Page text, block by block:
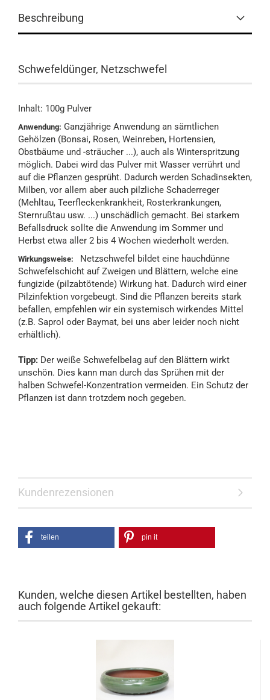
Beschreibung
Schwefeldünger, Netzschwefel
Inhalt: 100g Pulver
Anwendung: Ganzjährige Anwendung an sämtlichen
Gehölzen (Bonsai, Rosen, Weinreben, Hortensien,
Obstbäume und -sträucher ...), auch als Winterspritzung
möglich. Dabei wird das Pulver mit Wasser verrührt und
auf die Pflanzen gesprüht. Dadurch werden Schadinsekten,
Milben, vor allem aber auch pilzliche Schaderreger
(Mehltau, Teerfleckenkrankheit, Rosterkrankungen,
Sternrußtau usw. ...) unschädlich gemacht. Bei starkem
Befallsdruck sollte die Anwendung im Sommer und
Herbst etwa aller 2 bis 4 Wochen wiederholt werden.
Wirkungsweise:
Netzschwefel bildet eine hauchdünne
Schwefelschicht auf Zweigen und Blättern, welche eine
fungizide (pilzabtötende) Wirkung hat. Dadurch wird einer
Pilzinfektion vorgebeugt. Sind die Pflanzen bereits stark
befallen, empfehlen wir ein systemisch wirkendes Mittel
(z.B. Saprol oder Baymat, bei uns aber leider noch nicht
erhältlich).
Tipp: Der weiße Schwefelbelag auf den Blättern wirkt
unschön. Dies kann man durch das Sprühen mit der
halben Schwefel-Konzentration vermeiden. Ein Schutz der
Pflanzen ist dann trotzdem noch gegeben.
Kundenrezensionen
teilen pin it
Kunden, welche diesen Artikel bestellten, haben
auch folgende Artikel gekauft: